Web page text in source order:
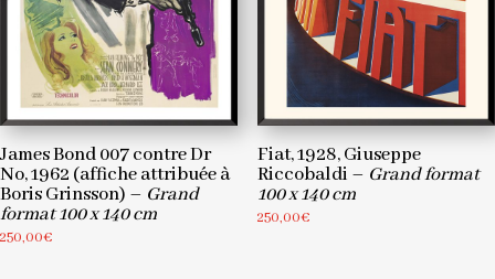
James Bond 007 contre Dr
No, 1962 (affiche attribuée à
Boris Grinsson) – Grand
format 100 x 140 cm
250,00€
Fiat, 1928, Giuseppe
Riccobaldi – Grand format
100 x 140 cm
250,00€